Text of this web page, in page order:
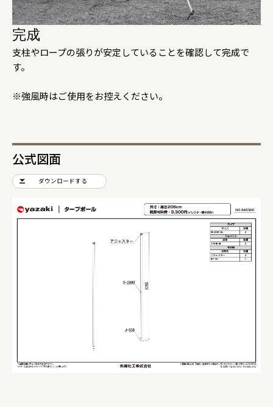
完成
支柱やロープの張りが安定していることを確認して完成で
す。
※強風時はご使用をお控えください。
公式図面
ダウンロードする